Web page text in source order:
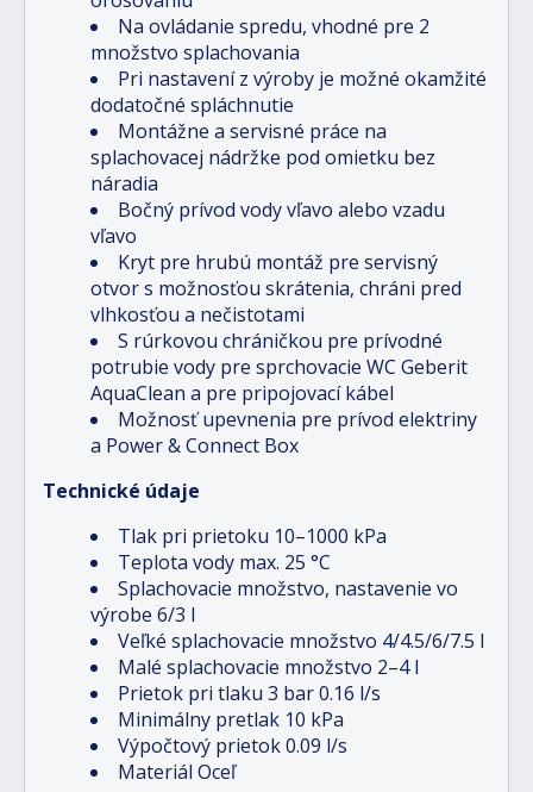
Na ovládanie spredu, vhodné pre 2
množstvo splachovania
Pri nastavení z výroby je možné okamžité
dodatočné spláchnutie
Montážne a servisné práce na
splachovacej nádržke pod omietku bez
náradia
Bočný prívod vody vľavo alebo vzadu
vľavo
Kryt pre hrubú montáž pre servisný
otvor s možnosťou skrátenia, chráni pred
vlhkosťou a nečistotami
S rúrkovou chráničkou pre prívodné
potrubie vody pre sprchovacie WC Geberit
AquaClean a pre pripojovací kábel
Možnosť upevnenia pre prívod elektriny
a Power & Connect Box
Technické údaje
Tlak pri prietoku 10–1000 kPa
Teplota vody max. 25 °C
Splachovacie množstvo, nastavenie vo
výrobe 6/3 l
Veľké splachovacie množstvo 4/4.5/6/7.5 l
Malé splachovacie množstvo 2–4 l
Prietok pri tlaku 3 bar 0.16 l/s
Minimálny pretlak 10 kPa
Výpočtový prietok 0.09 l/s
Materiál Oceľ